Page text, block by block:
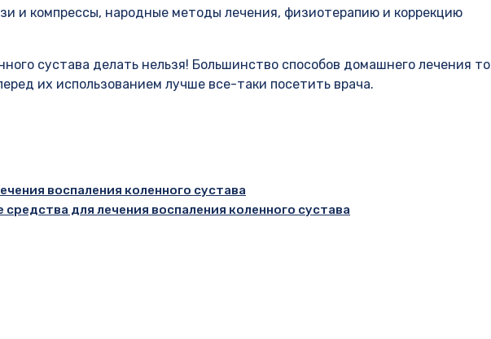
и компрессы, народные методы лечения, физиотерапию и коррекцию
сустава делать нельзя! Большинство способов домашнего лечения
их использованием лучше все-таки посетить врача.
воспаления коленного сустава
для лечения воспаления коленного сустава